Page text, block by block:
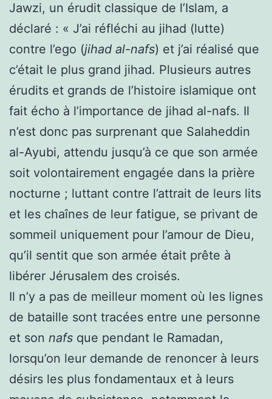
Jawzi, un érudit classique de l’Islam, a
déclaré : « J’ai réfléchi au jihad (lutte)
contre l’ego (jihad al-nafs) et j’ai réalisé que
c’était le plus grand jihad. Plusieurs autres
érudits et grands de l’histoire islamique ont
fait écho à l’importance de jihad al-nafs. Il
n’est donc pas surprenant que Salaheddin
al-Ayubi, attendu jusqu’à ce que son armée
soit volontairement engagée dans la prière
nocturne ; luttant contre l’attrait de leurs lits
et les chaînes de leur fatigue, se privant de
sommeil uniquement pour l’amour de Dieu,
qu’il sentit que son armée était prête à
libérer Jérusalem des croisés.
Il n’y a pas de meilleur moment où les lignes
de bataille sont tracées entre une personne
et son nafs que pendant le Ramadan,
lorsqu’on leur demande de renoncer à leurs
désirs les plus fondamentaux et à leurs